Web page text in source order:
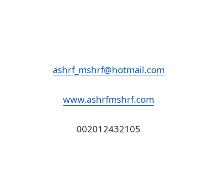
ashrf_mshrf@hotmail.com
www.ashrfmshrf.com
002012432105